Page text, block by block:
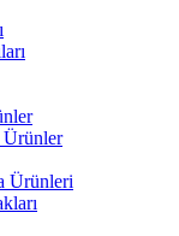
Ürünleri